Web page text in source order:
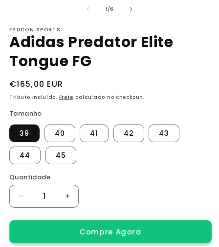
modal
1 /de
6
FAUCON SPORTS
Adidas Predator Elite
Tongue FG
Preço
normal
€165,00 EUR
Tributo incluído. Frete calculado no checkout.
Tamanho
39 40 41 42 43
44 45
Quantidade
Diminuir
a
quantidade
Adidas
Aumentar
a
quantidade
Adidas
Compre Agora